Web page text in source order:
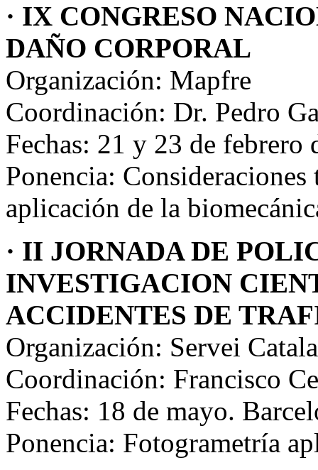
· IX CONGRESO
DAÑO CORPORAL
Organización: Mapfre
Coordinación: Dr. Pedro
Fechas: 21 y 23 de febrero
Ponencia:
aplicación de la
· II JORNADA DE
INVESTIGACION
ACCIDENTES DE
Organización: Servei
Coordinación: Francisco
Fechas: 18 de mayo.
Ponencia: Fotogrametría